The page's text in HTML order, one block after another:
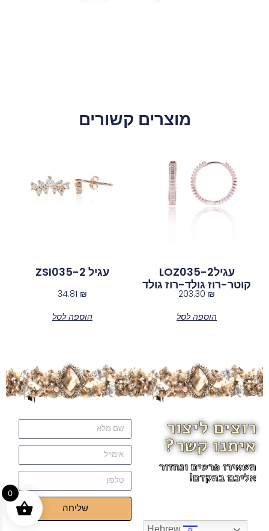
מוצרים קשורים
עגילLOZ035-2
קוטר-רוז גולד-רוז גולד
203.30 ₪
הוספה לסל
עגיל ZSI035-2
34.81 ₪
הוספה לסל
רוצים ליצור
איתנו קשר?
השאירו פרטים ונחזור
אליכם בהקדם!
שליחה
0